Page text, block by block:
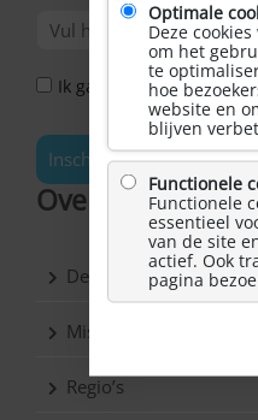
Ik ga akkoord met het
Inschrijven
Over
De vereniging
Missie & Visie
Regio’s
Optimale
Deze
om het
te
hoe
website en
blijven
Functionele
Functionele
essentieel
van de site
actief. Ook
pagina